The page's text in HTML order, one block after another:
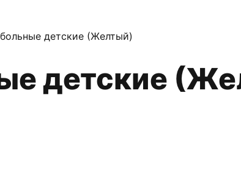
детские (Желтый)
детские